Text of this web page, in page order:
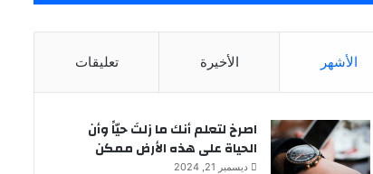
الأشهر الأخيرة تعليقات
‫اصرخ لتعلم أنك ما زلتَ حيّاً وأن
الحياة على هذه الأرض ممكن
ديسمبر 21, 2024